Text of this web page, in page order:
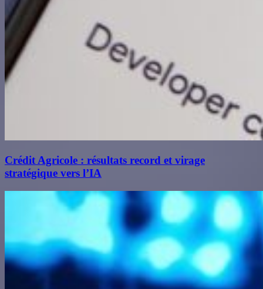
Crédit Agricole : résultats record et virage
stratégique vers l’IA